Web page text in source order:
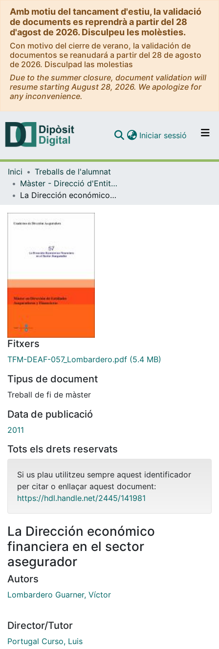
Amb motiu del tancament d'estiu, la validació
de documents es reprendrà a partir del 28
d'agost de 2026. Disculpeu les molèsties.
Con motivo del cierre de verano, la validación de
documentos se reanudará a partir del 28 de agosto
de 2026. Disculpad las molestias
Due to the summer closure, document validation will
resume starting August 28, 2026. We apologize for
any inconvenience.
Navega per tot el DD
Iniciar sessió (current)
Inici
Treballs de l'alumnat
Màster - Direcció d'Entitats Asseguradores i Financeres (DEAF)
La Dirección económico financiera en el sector asegurador
Fitxers
TFM-DEAF-057_Lombardero.pdf (5.4 MB)
Tipus de document
Treball de fi de màster
Data de publicació
2011
Tots els drets reservats
Si us plau utilitzeu sempre aquest identificador
per citar o enllaçar aquest document:
https://hdl.handle.net/2445/141981
La Dirección económico
financiera en el sector
asegurador
Autors
Lombardero Guarner, Víctor
Director/Tutor
Portugal Curso, Luis